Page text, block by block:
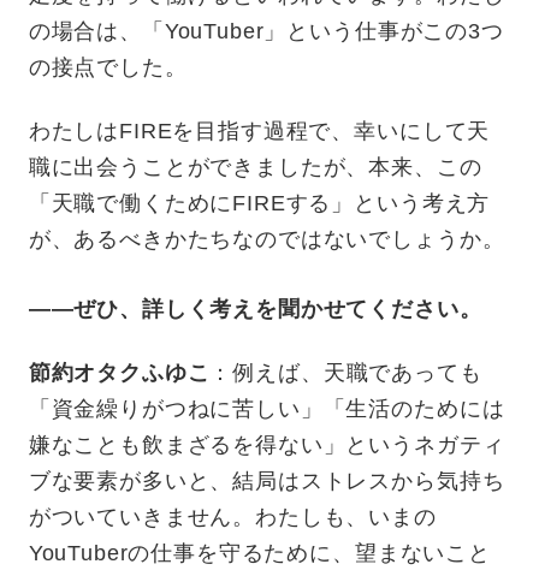
の場合は、「YouTuber」という仕事がこの3つ
の接点でした。
わたしはFIREを目指す過程で、幸いにして天
職に出会うことができましたが、本来、この
「天職で働くためにFIREする」という考え方
が、あるべきかたちなのではないでしょうか。
——ぜひ、詳しく考えを聞かせてください。
節約オタクふゆこ ：例えば、天職であっても
「資金繰りがつねに苦しい」「生活のためには
嫌なことも飲まざるを得ない」というネガティ
ブな要素が多いと、結局はストレスから気持ち
がついていきません。わたしも、いまの
YouTuberの仕事を守るために、望まないこと